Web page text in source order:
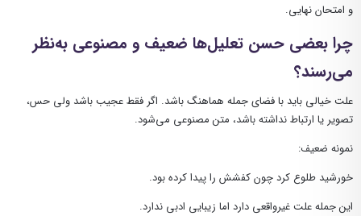
و امتحان نهایی.
چرا بعضی حسن تعلیل‌ها ضعیف و مصنوعی به‌نظر
می‌رسند؟
علت خیالی باید با فضای جمله هماهنگ باشد. اگر فقط عجیب باشد ولی حس،
تصویر یا ارتباط نداشته باشد، متن مصنوعی می‌شود.
نمونه ضعیف:
خورشید طلوع کرد چون کفشش را پیدا کرده بود.
این جمله علت غیرواقعی دارد اما زیبایی ادبی ندارد.